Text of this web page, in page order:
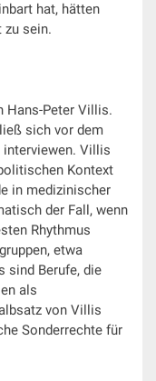
hat, hätten
zu sein.
Hans-Peter Villis.
sich vor dem
interviewen. Villis
Kontext
in medizinischer
der Fall, wenn
Rhythmus
etwa
sind Berufe, die
als
von Villis
Sonderrechte für